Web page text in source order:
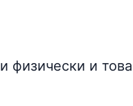
физически и